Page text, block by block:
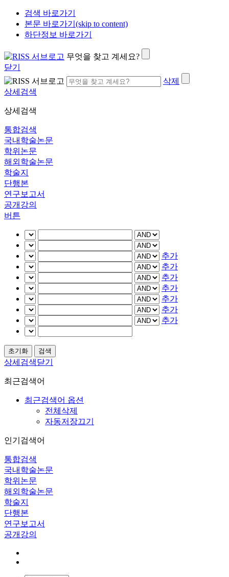
검색 바로가기
본문 바로가기(skip to content)
하단정보 바로가기
무엇을 찾고 계세요?
닫기
삭제
상세검색
상세검색
통합검색
국내학술논문
학위논문
해외학술논문
학술지
단행본
연구보고서
공개강의
버튼
추가
추가
추가
추가
추가
추가
추가
상세검색닫기
최근검색어
최근검색어 옵션
전체삭제
자동저장끄기
인기검색어
통합검색
국내학술논문
학위논문
해외학술논문
학술지
단행본
연구보고서
공개강의